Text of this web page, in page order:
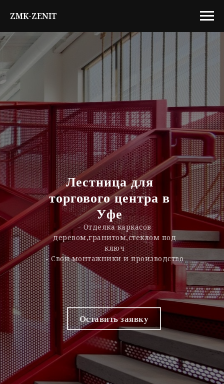
ZMK-ZENIT
Лестницадля
торгового центра в
Уфе
- Отделка каркасов
деревом,гранитом,стеклом под
ключ
- Свои монтажники и производство
Оставить заявку